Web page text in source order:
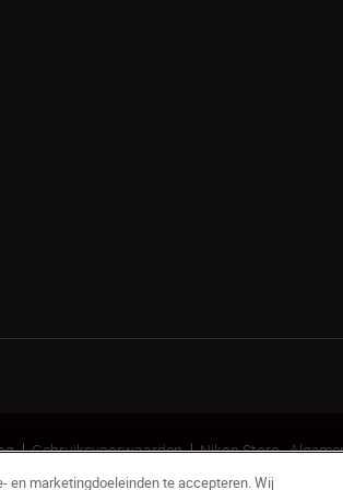
Gebruiksvoorwaarden Nikon Store -
en marketingdoeleinden te accepteren. Wij